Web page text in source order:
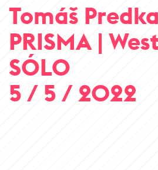
Tomáš
PRISMA |
SÓLO
5 / 5 / 2022